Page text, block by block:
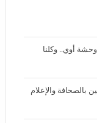
أسبوع لإقامة جنازة خامنئي